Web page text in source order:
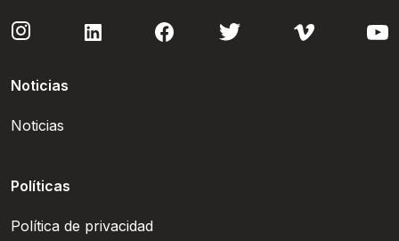
Noticias
Noticias
Políticas
Política de privacidad